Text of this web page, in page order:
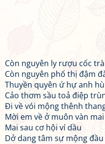
Còn nguyên ly rượu cốc trà
Còn nguyên phố thị đậm
Thuyền quyên ứ hự anh
Cảo thơm sầu toả điệp
Đi về vói mộng thênh
Mời em về ở muôn vàn
Mai sau cơ hội ví dầu
Dở dang tâm sự mộng